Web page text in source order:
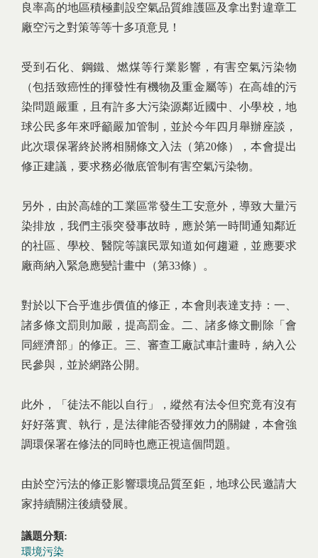
良率高的地區積極劃設空氣品質維護區及拿出對違章工
廠空污之對策等等十多項意見！
受到石化、鋼鐵、燃煤等行業影響，有害空氣污染物
（包括致癌性的揮發性有機物及重金屬等）在高雄的污
染問題嚴重，且有許多大污染源鄰近國中、小學校，地
球公民多年來呼籲嚴加管制，並於今年四月舉辦座談，
此次環保署終於將相關條文入法（第20條），本會提出
修正建議，要求務必徹底管制有害空氣污染物。
另外，由於高雄的工業區常發生工安意外，導致大量污
染排放，我們主張突發事故時，應於第一時間通知鄰近
的社區、學校、醫院等讓民眾知道如何趨避，並應要求
廠商納入緊急應變計畫中（第33條）。
對於以下合乎進步價值的修正，本會則表達支持：一、
諸多條文罰則加嚴，提高罰金。二、諸多條文刪除「會
同經濟部」的修正。三、審查工廠試車計畫時，納入公
民參與，並於網路公開。
此外，「徒法不能以自行」，縱然有法令但究竟有沒有
好好落實、執行，是法律能否發揮效力的關鍵，本會強
調環保署在修法的同時也應正視這個問題。
由於空污法的修正影響環境品質至鉅，地球公民邀請大
家持續關注後續發展。
議題分類:
環境污染